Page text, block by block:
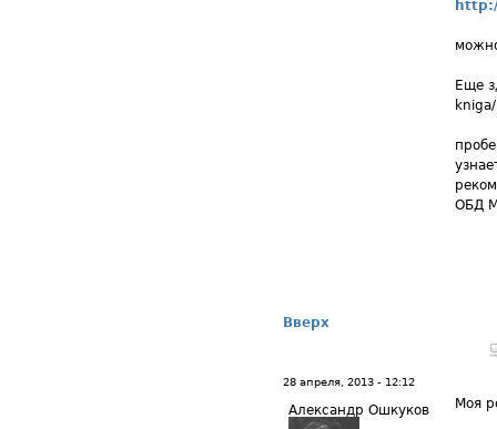
Еще
ОБД
Вверх
28 апреля, 2013 - 12:12
Александр Ошкуков Моя